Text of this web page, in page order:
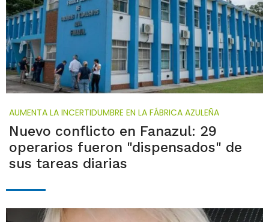
AUMENTA LA INCERTIDUMBRE EN LA FÁBRICA AZULEÑA
Nuevo conflicto en Fanazul: 29
operarios fueron "dispensados" de
sus tareas diarias